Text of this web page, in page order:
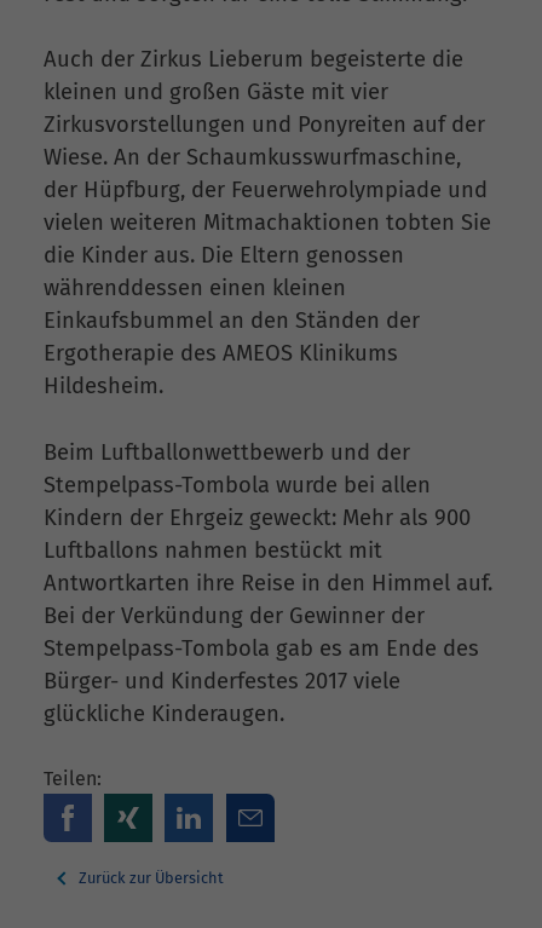
Auch der Zirkus Lieberum begeisterte die
kleinen und großen Gäste mit vier
Zirkusvorstellungen und Ponyreiten auf der
Wiese. An der Schaumkusswurfmaschine,
der Hüpfburg, der Feuerwehrolympiade und
vielen weiteren Mitmachaktionen tobten Sie
die Kinder aus. Die Eltern genossen
währenddessen einen kleinen
Einkaufsbummel an den Ständen der
Ergotherapie des AMEOS Klinikums
Hildesheim.
Beim Luftballonwettbewerb und der
Stempelpass-Tombola wurde bei allen
Kindern der Ehrgeiz geweckt: Mehr als 900
Luftballons nahmen bestückt mit
Antwortkarten ihre Reise in den Himmel auf.
Bei der Verkündung der Gewinner der
Stempelpass-Tombola gab es am Ende des
Bürger- und Kinderfestes 2017 viele
glückliche Kinderaugen.
Teilen:
Zurück zur Übersicht